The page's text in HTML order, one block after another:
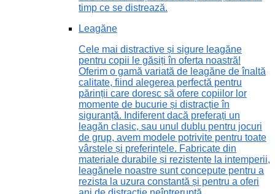
timp ce se distrează.
Leagăne
Cele mai distractive și sigure leagăne
pentru copii le găsiți în oferta noastră!
Oferim o gamă variată de leagăne de înaltă
calitate, fiind alegerea perfectă pentru
părinții care doresc să ofere copiilor lor
momente de bucurie și distracție în
siguranță. Indiferent dacă preferați un
leagăn clasic, sau unul dublu pentru jocuri
de grup, avem modele potrivite pentru toate
vârstele și preferințele. Fabricate din
materiale durabile și rezistente la intemperii,
leagănele noastre sunt concepute pentru a
rezista la uzura constantă și pentru a oferi